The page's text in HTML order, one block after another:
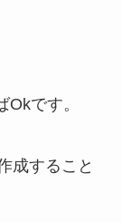
です。
成すること